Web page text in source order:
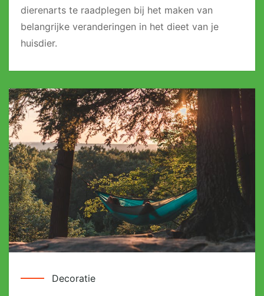
dierenarts te raadplegen bij het maken van
belangrijke veranderingen in het dieet van je
huisdier.
Decoratie